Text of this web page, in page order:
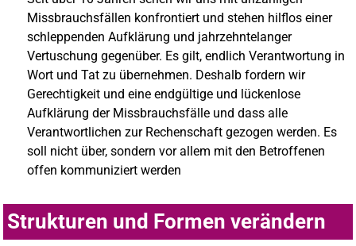
Missbrauchsfällen konfrontiert und stehen hilflos einer
schleppenden Aufklärung und jahrzehntelanger
Vertuschung gegenüber. Es gilt, endlich Verantwortung in
Wort und Tat zu übernehmen. Deshalb fordern wir
Gerechtigkeit und eine endgültige und lückenlose
Aufklärung der Missbrauchsfälle und dass alle
Verantwortlichen zur Rechenschaft gezogen werden. Es
soll nicht über, sondern vor allem mit den Betroffenen
offen kommuniziert werden
Strukturen und Formen verändern